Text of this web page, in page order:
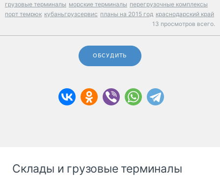
грузовые терминалы морские терминалы перегрузочные комплексы
порт темрюк кубаньгрузсервис планы на 2015 год краснодарский край
13 просмотров всего.
ОБСУДИТЬ
Склады и грузовые терминалы